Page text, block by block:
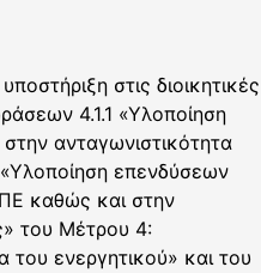
στις διοικητικές
4.1.1 «Υλοποίηση
ανταγωνιστικότητα
επενδύσεων
καθώς και στην
του Μέτρου 4:
του ενεργητικού» και του